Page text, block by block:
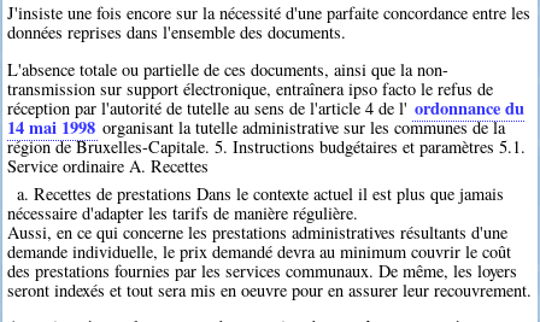
J'insiste une fois encore sur la nécessité d'une parfaite concordance entre les
données reprises dans l'ensemble des documents.
L'absence totale ou partielle de ces documents, ainsi que la non-
transmission sur support électronique, entraînera ipso facto le refus de
réception par l'autorité de tutelle au sens de l'article 4 de l' ordonnance du
14 mai 1998 organisant la tutelle administrative sur les communes de la
région de Bruxelles-Capitale. 5. Instructions budgétaires et paramètres 5.1.
Service ordinaire A. Recettes
a. Recettes de prestations Dans le contexte actuel il est plus que jamais
nécessaire d'adapter les tarifs de manière régulière.
Aussi, en ce qui concerne les prestations administratives résultants d'une
demande individuelle, le prix demandé devra au minimum couvrir le coût
des prestations fournies par les services communaux. De même, les loyers
seront indexés et tout sera mis en oeuvre pour en assurer leur recouvrement.